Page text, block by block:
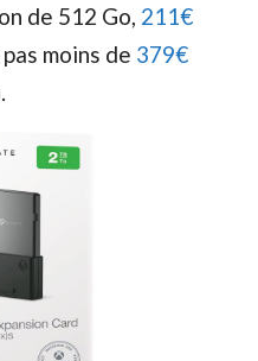
de 512 Go, 211€
moins de 379€